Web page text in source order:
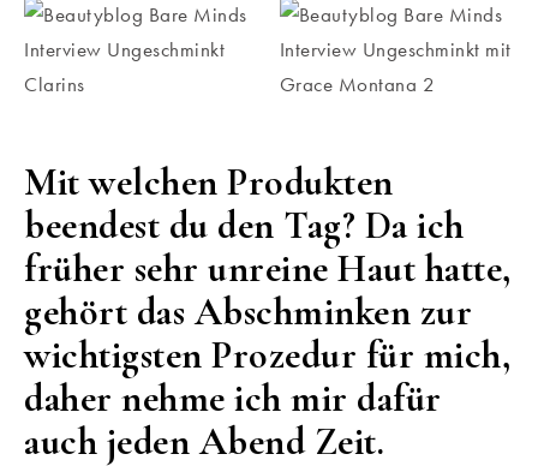
Mit welchen Produkten
beendest du den Tag? Da ich
früher sehr unreine Haut hatte,
gehört das Abschminken zur
wichtigsten Prozedur für mich,
daher nehme ich mir dafür
auch jeden Abend Zeit.